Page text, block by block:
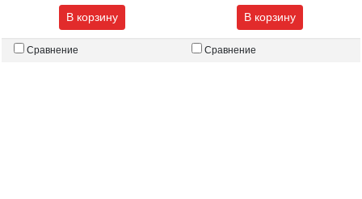
В корзину
Сравнение
В корзину
Сравнение